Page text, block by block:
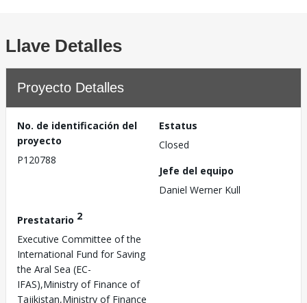
Llave Detalles
Proyecto Detalles
No. de identificación del
proyecto
P120788
Estatus
Closed
Jefe del equipo
Daniel Werner Kull
Prestatario 2
Executive Committee of the
International Fund for Saving
the Aral Sea (EC-
IFAS),Ministry of Finance of
Tajikistan,Ministry of Finance